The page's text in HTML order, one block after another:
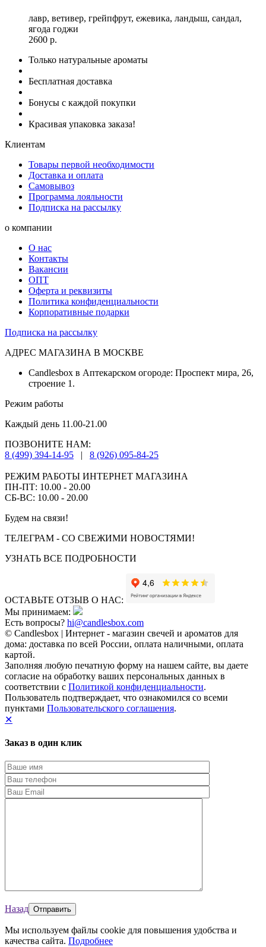
лавр, ветивер, грейпфрут, ежевика, ландыш, сандал,
ягода годжи
2600 р.
Только натуральные ароматы
Бесплатная доставка
Бонусы с каждой покупки
Красивая упаковка заказа!
Клиентам
Товары первой необходимости
Доставка и оплата
Самовывоз
Программа лояльности
Подписка на рассылку
о компании
О нас
Контакты
Вакансии
ОПТ
Оферта и реквизиты
Политика конфиденциальности
Корпоративные подарки
Подписка на рассылку
АДРЕС МАГАЗИНА В МОСКВЕ
Candlesbox в Аптекарском огороде: Проспект мира, 26,
строение 1.
Режим работы
Каждый день 11.00-21.00
ПОЗВОНИТЕ НАМ:
8 (499) 394-14-95
| 8 (926) 095-84-25
РЕЖИМ РАБОТЫ ИНТЕРНЕТ МАГАЗИНА
ПН-ПТ: 10.00 - 20.00
СБ-ВС: 10.00 - 20.00
Будем на связи!
ТЕЛЕГРАМ - СО СВЕЖИМИ НОВОСТЯМИ!
УЗНАТЬ ВСЕ ПОДРОБНОСТИ
ОСТАВЬТЕ ОТЗЫВ О НАС:
Мы принимаем:
Есть вопросы? hi@candlesbox.com
© Candlesbox | Интернет - магазин свечей и ароматов для
дома: доставка по всей России, оплата наличными, оплата
картой.
Заполняя любую печатную форму на нашем сайте, вы даете
согласие на обработку ваших персональных данных в
соответствии с Политикой конфиденциальности.
Пользователь подтверждает, что ознакомился со всеми
пунктами Пользовательского соглашения.
✕
Заказ в один клик
Назад
Мы используем файлы cookie для повышения удобства и
качества сайта. Подробнее